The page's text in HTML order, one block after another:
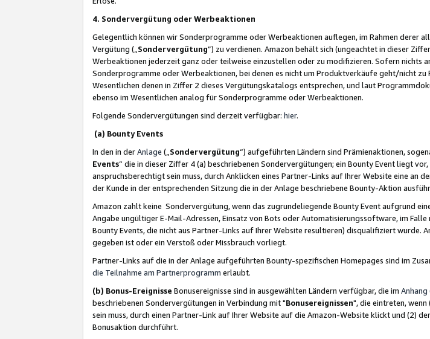
4. Sondervergütung oder Werbeaktionen
Gelegentlich können wir Sonderprogramme oder Werbeaktionen auflegen, im Rahmen derer
Vergütung („ Sondervergütung”) zu verdienen. Amazon behält sich (ungeachtet in dieser
Werbeaktionen jederzeit ganz oder teilweise einzustellen oder zu modifizieren. Sofern
Sonderprogramme oder Werbeaktionen, bei denen es nicht um Produktverkäufe geht/nicht
Wesentlichen denen in Ziffer 2 dieses Vergütungskatalogs entsprechen, und laut
ebenso im Wesentlichen analog für Sonderprogramme oder Werbeaktionen.
Folgende Sondervergütungen sind derzeit verfügbar: hier.
(a) Bounty Events
In den in derAnlage („ Sondervergütung“) aufgeführten Ländern sind Prämienaktionen,
Events“ die in dieser Ziffer 4 (a) beschriebenen Sondervergütungen; ein Bounty Event liegt
anspruchsberechtigt sein muss, durch Anklicken eines Partner-Links auf Ihrer Website eine
der Kunde in der entsprechenden Sitzung die in der Anlage beschriebene Bounty-Aktion
Amazon zahlt keine Sondervergütung, wenn das zugrundeliegende Bounty Event aufgrund
Angabe ungültiger E-Mail-Adressen, Einsatz von Bots oder Automatisierungssoftware, im
Bounty Events, die nicht aus Partner-Links auf Ihrer Website resultieren) disqualifiziert wurde.
gegeben ist oder ein Verstoß oder Missbrauch vorliegt.
Partner-Links auf die in der Anlage aufgeführten Bounty-spezifischen Homepages sind im
die Teilnahme am Partnerprogramm erlaubt.
(b) Bonus-Ereignisse Bonusereignisse sind in ausgewählten Ländern verfügbar, die im Anhang
beschriebenen Sondervergütungen in Verbindung mit "Bonusereignissen", die eintreten, wenn
sein muss, durch einen Partner-Link auf Ihrer Website auf die Amazon-Website klickt und (2)
Bonusaktion durchführt.